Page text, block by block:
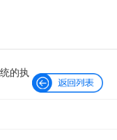
的执